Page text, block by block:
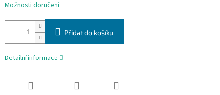
Možnosti doručení
Přidat do košíku
Detailní informace